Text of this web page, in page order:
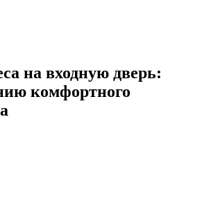
на входную дверь:
комфортного